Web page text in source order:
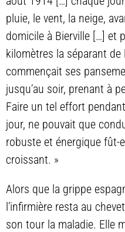
pluie, le vent, la neige,
domicile à Bierville […] et
kilomètres la séparant de
commençait ses
jusqu’au soir, prenant à
Faire un tel effort
jour, ne pouvait que
robuste et énergique fût-
croissant. »
Alors que la grippe
l’infirmière resta au
son tour la maladie. Elle